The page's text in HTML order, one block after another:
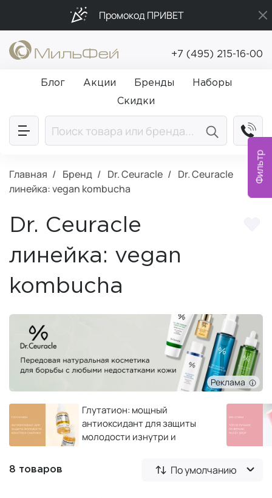
Фильтр
Промокод ПРИВЕТ
Подарки в каждый заказ от 5 000₽
Бесплатная доставка от 5 000₽
+7 (495) 215-16-00
Блог Акции Бренды
Наборы
Скидки
Главная Бренд Dr. Ceuracle
Dr. Ceuracle
линейка: vegan kombucha
Dr. Ceuracle
линейка: vegan
kombucha
Реклама
Глутатион: мощный
антиоксидант для защиты
молодости изнутри и
8 товаров По умолчанию